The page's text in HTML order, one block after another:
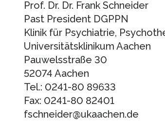
Prof. Dr. Dr. Frank Schneider
Past President DGPPN
Klinik für Psychiatrie,
Universitätsklinikum Aachen
Pauwelsstraße 30
52074 Aachen
Tel.: 0241-80 89633
Fax: 0241-80 82401
fschneider@ukaachen.de